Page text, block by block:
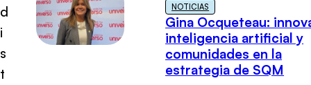
d
i
s
t
NOTICIAS
Gina Ocqueteau:
inteligencia artificial y
comunidades en la
estrategia de SQM